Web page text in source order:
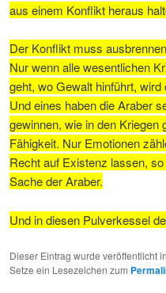
aus einem Konflikt heraus
Der Konflikt muss
Nur wenn alle wesentlichen
geht, wo Gewalt hinführt, wird
Und eines haben die Araber
gewinnen, wie in den
Fähigkeit. Nur Emotionen
Recht auf Existenz lassen,
Sache der Araber.
Und in diesen Pulverkessel
Dieser Eintrag wurde veröffentlicht in
Setze ein Lesezeichen zum